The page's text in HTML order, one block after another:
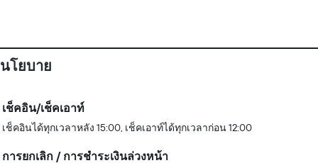
นโยบาย
เช็คอิน/เช็คเอาท์
เช็คอินได้ทุกเวลาหลัง 15:00, เช็คเอาท์ได้ทุกเวลาก่อน 12:00
การยกเลิก / การชำระเงินล่วงหน้า